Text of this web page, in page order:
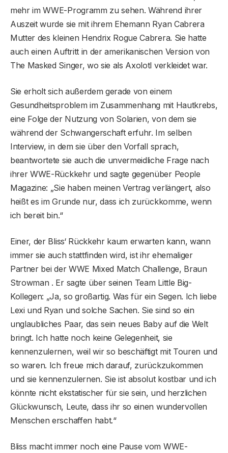
mehr im WWE-Programm zu sehen. Während ihrer
Auszeit wurde sie mit ihrem Ehemann Ryan Cabrera
Mutter des kleinen Hendrix Rogue Cabrera. Sie hatte
auch einen Auftritt in der amerikanischen Version von
The Masked Singer, wo sie als Axolotl verkleidet war.
Sie erholt sich außerdem gerade von einem
Gesundheitsproblem im Zusammenhang mit Hautkrebs,
eine Folge der Nutzung von Solarien, von dem sie
während der Schwangerschaft erfuhr. Im selben
Interview, in dem sie über den Vorfall sprach,
beantwortete sie auch die unvermeidliche Frage nach
ihrer WWE-Rückkehr und sagte gegenüber People
Magazine: „Sie haben meinen Vertrag verlängert, also
heißt es im Grunde nur, dass ich zurückkomme, wenn
ich bereit bin.“
Einer, der Bliss‘ Rückkehr kaum erwarten kann, wann
immer sie auch stattfinden wird, ist ihr ehemaliger
Partner bei der WWE Mixed Match Challenge, Braun
Strowman . Er sagte über seinen Team Little Big-
Kollegen: „Ja, so großartig. Was für ein Segen. Ich liebe
Lexi und Ryan und solche Sachen. Sie sind so ein
unglaubliches Paar, das sein neues Baby auf die Welt
bringt. Ich hatte noch keine Gelegenheit, sie
kennenzulernen, weil wir so beschäftigt mit Touren und
so waren. Ich freue mich darauf, zurückzukommen
und sie kennenzulernen. Sie ist absolut kostbar und ich
könnte nicht ekstatischer für sie sein, und herzlichen
Glückwunsch, Leute, dass ihr so ​​einen wundervollen
Menschen erschaffen habt.“
Bliss macht immer noch eine Pause vom WWE-